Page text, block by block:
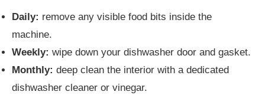
Daily: remove any visible food bits inside the
machine.
Weekly: wipe down your dishwasher door and gasket.
Monthly: deep clean the interior with a dedicated
dishwasher cleaner or vinegar.